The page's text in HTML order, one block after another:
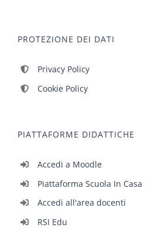
PROTEZIONE DEI DATI
Privacy Policy
Cookie Policy
PIATTAFORME DIDATTICHE
Accedi a Moodle
Piattaforma Scuola In Casa
Accedi all'area docenti
RSI Edu